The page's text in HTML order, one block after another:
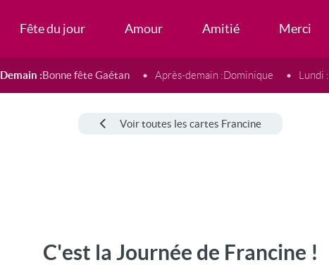
Fête du jour Amour Amitié Merci
Demain :Bonne fête Gaétan Après-demain :Dominique Lundi :
Voir toutes les cartes Francine
C'est la Journée de Francine !